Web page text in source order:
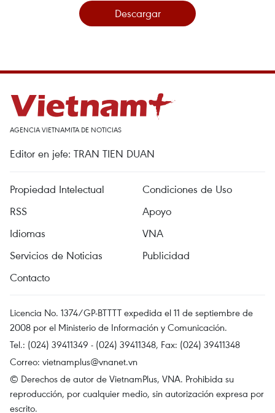
Descargar
AGENCIA VIETNAMITA DE NOTICIAS
Editor en jefe: TRAN TIEN DUAN
Propiedad Intelectual
Condiciones de Uso
RSS
Apoyo
Idiomas
VNA
Servicios de Noticias
Publicidad
Contacto
Licencia No. 1374/GP-BTTTT expedida el 11 de septiembre de
2008 por el Ministerio de Información y Comunicación.
Tel.: (024) 39411349 - (024) 39411348, Fax: (024) 39411348
Correo: vietnamplus@vnanet.vn
© Derechos de autor de VietnamPlus, VNA. Prohibida su
reproducción, por cualquier medio, sin autorización expresa por
escrito.